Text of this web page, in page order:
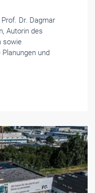
Dr. Dagmar
Autorin des
sowie
und